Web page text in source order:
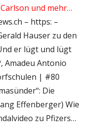
und mehr…
– https: –
Hauser zu den
er lügt und lügt
Amadeu Antonio
| #80
Die
Effenberger) Wie
zu Pfizers…